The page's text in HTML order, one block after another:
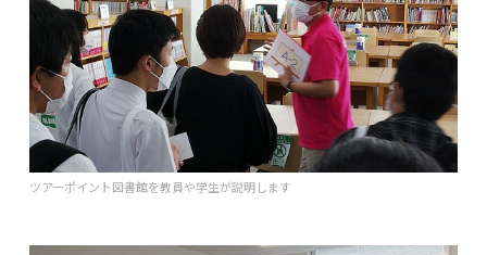
ツアーポイント図書館を教員や学生が説明します